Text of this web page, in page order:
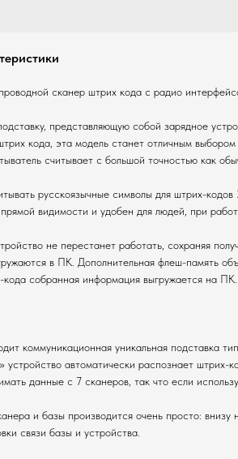
сканер штрих кода с радио
представляющую собой зарядное
кода, эта модель станет отличным
считывает с большой точностью как
русскоязычные символы для штрих-
видимости и удобен для людей, при
не перестанет работать, сохраняя
в ПК. Дополнительная флеш-память
кода собранная информация выгружается на
коммуникационная уникальная подставка
автоматически распознает
данные с 7 сканеров, так что если
и базы производится очень просто:
связи базы и устройства.